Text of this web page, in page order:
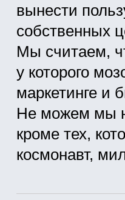
вынести
собственных
Мы считаем,
у которого
маркетинге и
Не можем мы
кроме тех,
космонавт,